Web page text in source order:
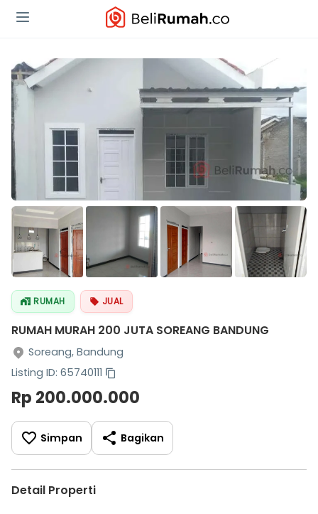
RUMAH JUAL
RUMAH MURAH 200 JUTA SOREANG BANDUNG
Soreang, Bandung
Listing ID: 65740111
Rp 200.000.000
Simpan Bagikan
Detail Properti